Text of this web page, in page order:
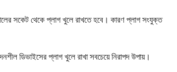
সকেট থেকে প্লাগ খুলে রাখতে হবে। কারণ প্লাগ সংযুক্ত
ডিভাইসের প্লাগ খুলে রাখা সবচেয়ে নিরাপদ উপায়।